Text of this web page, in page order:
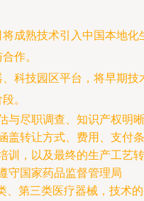
成熟技术引入中国本地化
作。
科技园区平台，将早期技
。
与尽职调查、知识产权明晰
盖转让方式、费用、支付条
训，以及最终的生产工艺转
守国家药品监督管理局
、第三类医疗器械，技术